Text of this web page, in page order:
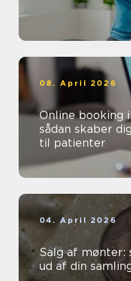
08. April 2026
Online booking
sådan skaber
til patienter
04. April 2026
Salg af mønter:
ud af din